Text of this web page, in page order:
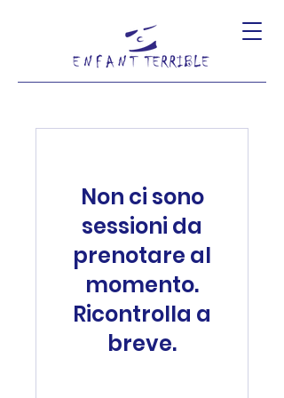
Non ci sono
sessioni da
prenotare al
momento.
Ricontrolla a
breve.